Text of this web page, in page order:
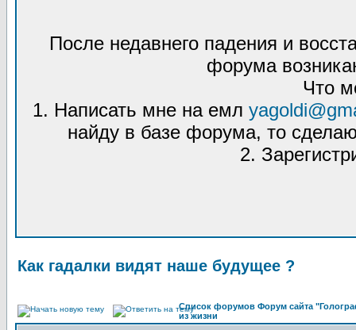
После недавнего падения и
форума
Что
1. Написать мне на емл
найду в базе форума, то
2.
Как гадалки видят наше будущее ?
Список форумов Форум сайта
из жизни